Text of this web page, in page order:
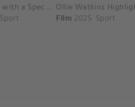
Aston Villa with a Spectacular Goal vs. Nottingham Forest
Sport
Film 2025 Sport